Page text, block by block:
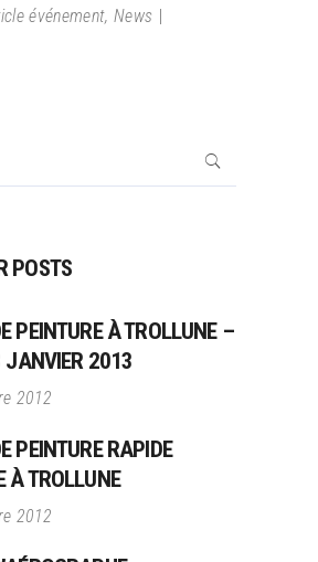
événement, News
POSTS
PEINTURE À TROLLUNE –
JANVIER 2013
2012
PEINTURE RAPIDE
À TROLLUNE
2012